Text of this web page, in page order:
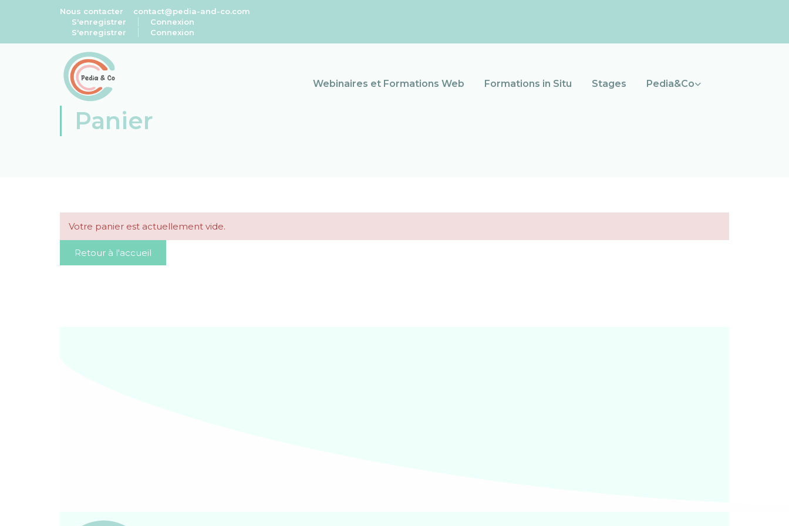
Nous contacter
contact@pedia-and-co.com
S'enregistrer
Connexion
S'enregistrer
Connexion
Webinaires et Formations Web Formations in Situ Stages Pedia&Co
Panier
Votre panier est actuellement vide.
Retour à l'accueil